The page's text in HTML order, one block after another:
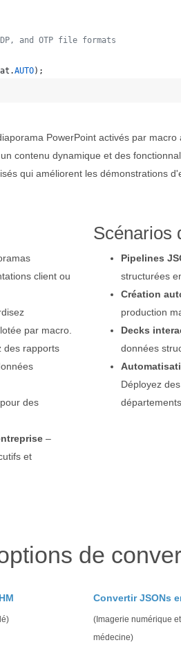
and OTP file formats
.AUTO);
PowerPoint activés par
contenu dynamique et des
qui améliorent les démonstrations
client ou
par macro.
des rapports
des
–
et
Scénarios
Pipelines
structurées
Création
production
Decks
données
Déployez
départements.
de
Convertir JSONs
(Imagerie numérique
médecine)